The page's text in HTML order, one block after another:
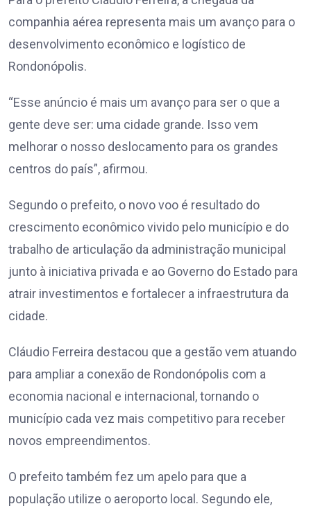
companhia aérea representa mais um avanço para o
desenvolvimento econômico e logístico de
Rondonópolis.
“Esse anúncio é mais um avanço para ser o que a
gente deve ser: uma cidade grande. Isso vem
melhorar o nosso deslocamento para os grandes
centros do país”, afirmou.
Segundo o prefeito, o novo voo é resultado do
crescimento econômico vivido pelo município e do
trabalho de articulação da administração municipal
junto à iniciativa privada e ao Governo do Estado para
atrair investimentos e fortalecer a infraestrutura da
cidade.
Cláudio Ferreira destacou que a gestão vem atuando
para ampliar a conexão de Rondonópolis com a
economia nacional e internacional, tornando o
município cada vez mais competitivo para receber
novos empreendimentos.
O prefeito também fez um apelo para que a
população utilize o aeroporto local. Segundo ele,